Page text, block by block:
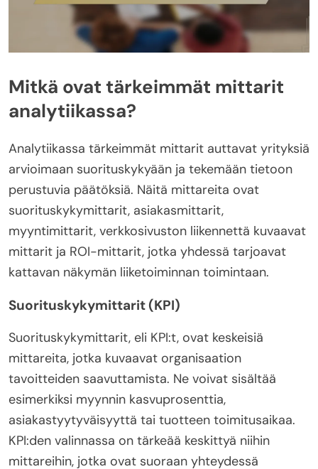
Mitkä ovat tärkeimmät mittarit
analytiikassa?
Analytiikassa tärkeimmät mittarit auttavat yrityksiä
arvioimaan suorituskykyään ja tekemään tietoon
perustuvia päätöksiä. Näitä mittareita ovat
suorituskykymittarit, asiakasmittarit,
myyntimittarit, verkkosivuston liikennettä kuvaavat
mittarit ja ROI-mittarit, jotka yhdessä tarjoavat
kattavan näkymän liiketoiminnan toimintaan.
Suorituskykymittarit (KPI)
Suorituskykymittarit, eli KPI:t, ovat keskeisiä
mittareita, jotka kuvaavat organisaation
tavoitteiden saavuttamista. Ne voivat sisältää
esimerkiksi myynnin kasvuprosenttia,
asiakastyytyväisyyttä tai tuotteen toimitusaikaa.
KPI:den valinnassa on tärkeää keskittyä niihin
mittareihin, jotka ovat suoraan yhteydessä